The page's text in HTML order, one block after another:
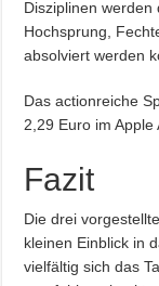
Disziplinen werden
Hochsprung,
absolviert werden
Das actionreiche
2,29 Euro im Apple
Fazit
Die drei
kleinen Einblick in
vielfältig sich das